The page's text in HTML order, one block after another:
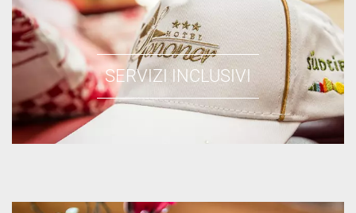
SERVIZI INCLUSIVI